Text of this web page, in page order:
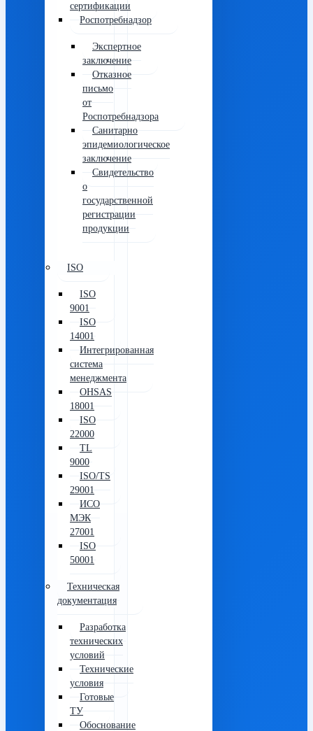
сертификации
Роспотребнадзор
Экспертное
заключение
Отказное
письмо
от
Роспотребнадзора
Санитарно
эпидемиологическое
заключение
Свидетельство
о
государственной
регистрации
продукции
ISO
ISO
9001
ISO
14001
Интегрированная
система
менеджмента
OHSAS
18001
ISO
22000
TL
9000
ISO/TS
29001
ИСО
МЭК
27001
ISO
50001
Техническая
документация
Разработка
технических
условий
Технические
условия
Готовые
ТУ
Обоснование